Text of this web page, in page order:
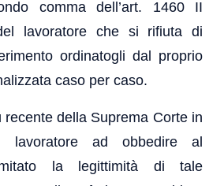
comma dell’art. 1460 II
lavoratore che si rifiuta di
ordinatogli dal proprio
caso per caso.
della Suprema Corte in
ad obbedire al
la legittimità di tale